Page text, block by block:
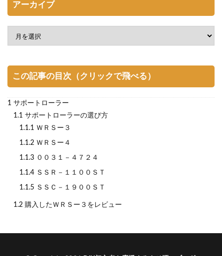
アーカイブ
この記事の目次（クリックで飛べる）
1 サポートローラー
1.1 サポートローラーの選び方
1.1.1 ＷＲＳー３
1.1.2 ＷＲＳー４
1.1.3 ００３１－４７２４
1.1.4 ＳＳＲ－１１００ＳＴ
1.1.5 ＳＳＣ－１９００ＳＴ
1.2 購入したＷＲＳー３をレビュー